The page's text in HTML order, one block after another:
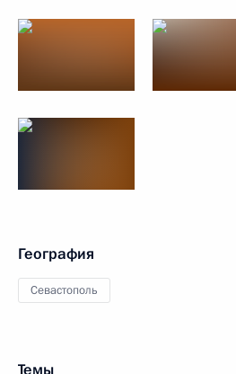
География
Севастополь